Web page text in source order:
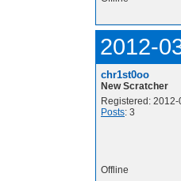
2012-
chr1st0oo
New Scratcher
Registered: 2012-
Posts: 3
Offline